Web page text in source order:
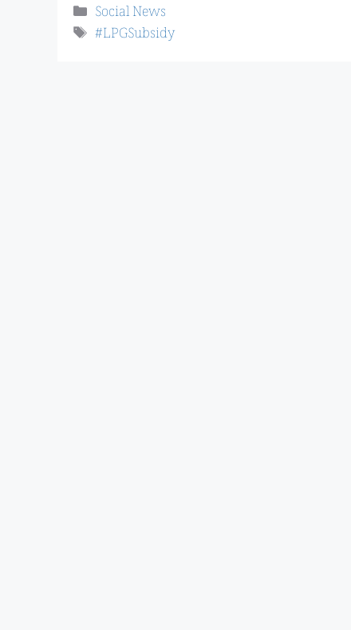
Categories
Social News
Tags
#LPGSubsidy